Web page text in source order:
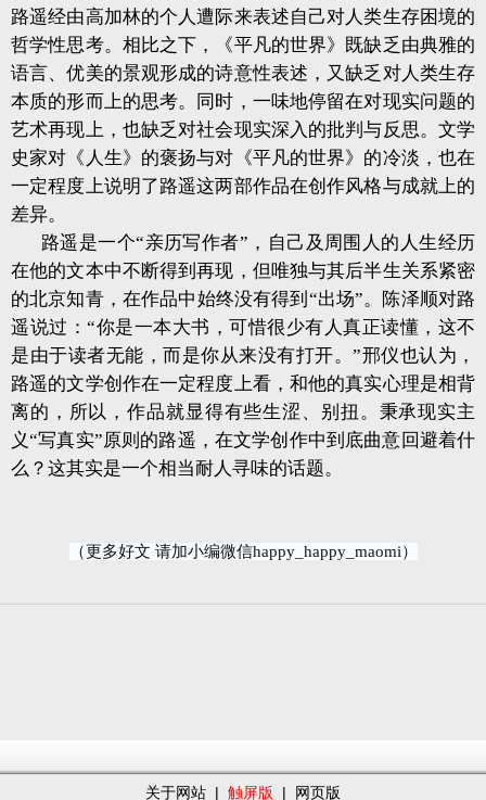
路遥经由高加林的个人遭际来表述自己对人类生存困境的
哲学性思考。相比之下，《平凡的世界》既缺乏由典雅的
语言、优美的景观形成的诗意性表述，又缺乏对人类生存
本质的形而上的思考。同时，一味地停留在对现实问题的
艺术再现上，也缺乏对社会现实深入的批判与反思。文学
史家对《人生》的褒扬与对《平凡的世界》的冷淡，也在
一定程度上说明了路遥这两部作品在创作风格与成就上的
差异。
路遥是一个“亲历写作者”，自己及周围人的人生经历
在他的文本中不断得到再现，但唯独与其后半生关系紧密
的北京知青，在作品中始终没有得到“出场”。陈泽顺对路
遥说过：“你是一本大书，可惜很少有人真正读懂，这不
是由于读者无能，而是你从来没有打开。”邢仪也认为，
路遥的文学创作在一定程度上看，和他的真实心理是相背
离的，所以，作品就显得有些生涩、别扭。秉承现实主
义“写真实”原则的路遥，在文学创作中到底曲意回避着什
么？这其实是一个相当耐人寻味的话题。
（更多好文 请加小编微信happy_happy_maomi）
关于网站 | 触屏版 | 网页版